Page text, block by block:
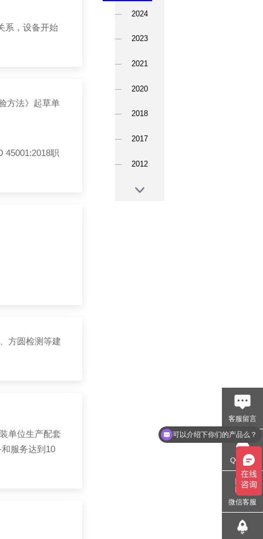
2024
2023
2021
2020
2018
2017
2012
2010
系，设备开始
方法》起草单
45001:2018职
方圆检测等建
单位生产配套
服务达到10
客服留言
QQ交谈
微信客服
可以介绍下你们的产品么？